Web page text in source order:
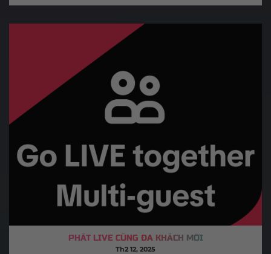
PHÁT LIVE CÙNG ĐA KHÁCH MỜI
Th2 12, 2025